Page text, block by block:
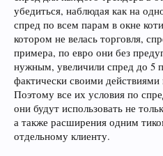
убедиться, наблюдая как на
спред по всем парам в окне
котором не велась торговля,
примера, по евро они без
нужным, увеличили спред до 5
фактически своими
Поэтому все их условия по
они будут использовать не
а также расширения одним
отдельному клиенту.